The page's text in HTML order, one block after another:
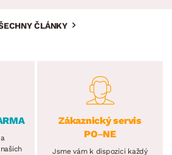
ČLÁNKY
Zákaznický servis
PO–NE
Jsme vám k dispozici každý